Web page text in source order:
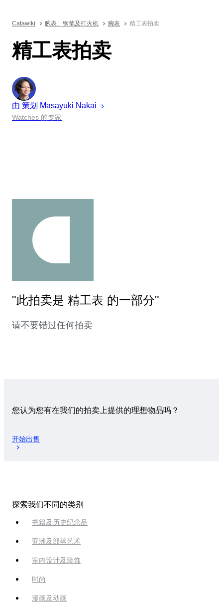
Catawiki 腕表、钢笔及打火机 腕表 精工表拍卖
精工表拍卖
由 策划 Masayuki Nakai
Watches 的专家
"此拍卖是 精工表 的一部分"
请不要错过任何拍卖
您认为您有在我们的拍卖上提供的理想物品吗？
开始出售
探索我们不同的类别
书籍及历史纪念品
亚洲及部落艺术
室内设计及装饰
时尚
漫画及动画